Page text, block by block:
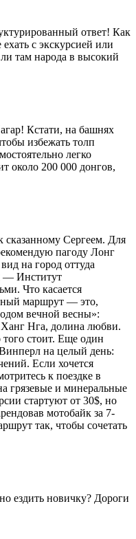
ответ! Как
с экскурсией или
там народа в высокий
Кстати, на башнях
избежать толп
легко
около 200 000 донгов,
сказанному Сергеем. Для
пагоду Лонг
на город оттуда
— Институт
Что касается
маршрут — это,
вечной весны»:
Нга, долина любви.
стоит. Еще один
на целый день:
Если хочется
к поездке в
грязевые и минеральные
стартуют от 30$, но
мотобайк за 7-
так, чтобы сочетать
ездить новичку? Дороги